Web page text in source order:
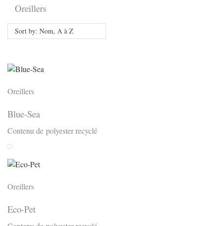
Oreillers
Sort by: Nom, A à Z
Oreillers
Blue-Sea
Contenu de polyester recyclé
Weiss
Oreillers
Eco-Pet